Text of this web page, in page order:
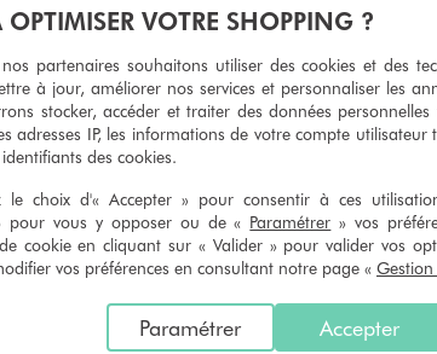
29,99 €
5/5 de moyenne
(13 avis)
3/5
Avis vérifié et récompensé
Très bien
Signaler
OPTIMISER VOTRE SHOPPING ?
partenaires souhaitons utiliser des cookies et des
à jour, améliorer nos services et personnaliser les
stocker, accéder et traiter des données
adresses IP, les informations de votre compte utilisateur
des cookies.
le choix d'« Accepter » pour consentir à ces
pour vous y opposer ou de « Paramétrer » vos
cookie en cliquant sur « Valider » pour valider vos
vos préférences en consultant notre page « Gestion
Accepter
Paramétrer